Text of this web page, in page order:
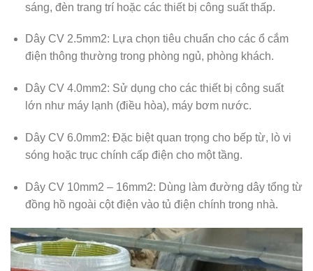
sáng, đèn trang trí hoặc các thiết bị công suất thấp.
Dây CV 2.5mm2: Lựa chọn tiêu chuẩn cho các ổ cắm
điện thông thường trong phòng ngủ, phòng khách.
Dây CV 4.0mm2: Sử dụng cho các thiết bị công suất
lớn như máy lạnh (điều hòa), máy bơm nước.
Dây CV 6.0mm2: Đặc biệt quan trọng cho bếp từ, lò vi
sóng hoặc trục chính cấp điện cho một tầng.
Dây CV 10mm2 – 16mm2: Dùng làm đường dây tổng từ
đồng hồ ngoài cột điện vào tủ điện chính trong nhà.